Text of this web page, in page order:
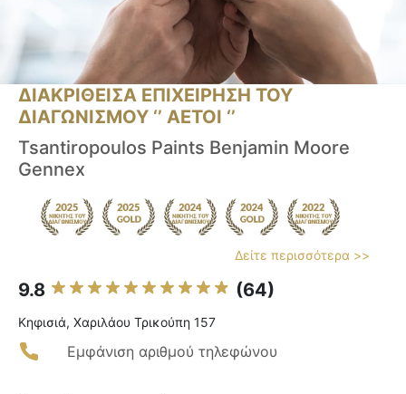
ΔΙΑΚΡΙΘΕΙΣΑ ΕΠΙΧΕΙΡΗΣΗ ΤΟΥ
ΔΙΑΓΩΝΙΣΜΟΥ ‘’ ΑΕΤΟΙ ‘’
Tsantiropoulos Paints Benjamin Moore
Gennex
Δείτε περισσότερα >>
9.8 (64)
Κηφισιά, Χαριλάου Τρικούπη 157
Εμφάνιση αριθμού τηλεφώνου